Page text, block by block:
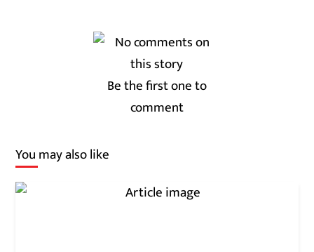
Be the first one to
comment
You may also like